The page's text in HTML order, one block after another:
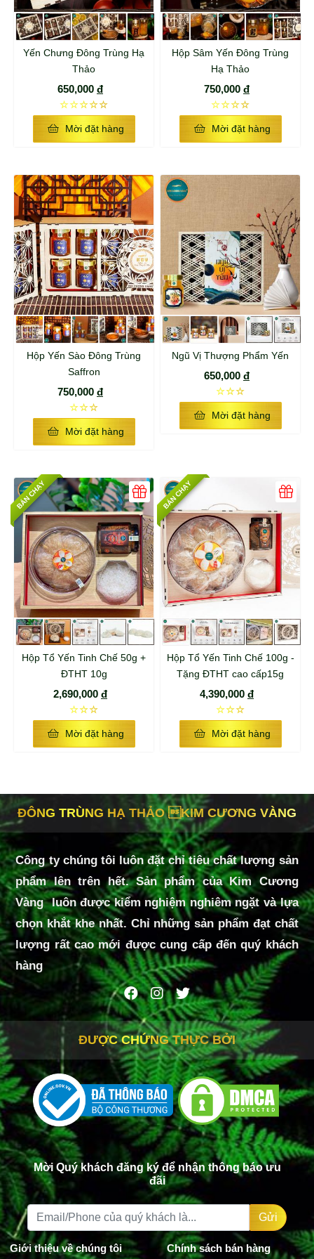
Yến Chưng Đông Trùng Hạ
Thảo
650,000 đ
☆☆☆☆☆
Mời đặt hàng
Hộp Sâm Yến Đông Trùng
Hạ Thảo
750,000 đ
☆☆☆☆
Mời đặt hàng
Hộp Yến Sào Đông Trùng
Saffron
750,000 đ
☆☆☆
Mời đặt hàng
Ngũ Vị Thượng Phẩm Yến
650,000 đ
☆☆☆
Mời đặt hàng
Hộp Tổ Yến Tinh Chế 50g +
ĐTHT 10g
2,690,000 đ
☆☆☆
Mời đặt hàng
BÁN CHẠY
Hộp Tổ Yến Tinh Chế 100g -
Tặng ĐTHT cao cấp15g
4,390,000 đ
☆☆☆
Mời đặt hàng
BÁN CHẠY
ĐÔNG TRÙNG HẠ THẢO KIM CƯƠNG VÀNG
Công ty chúng tôi luôn đặt chỉ tiêu chất lượng sản
phẩm lên trên hết. Sản phẩm của Kim Cương
Vàng luôn được kiểm nghiệm nghiêm ngặt và lựa
chọn khắt khe nhất. Chỉ những sản phẩm đạt chất
lượng rất cao mới được cung cấp đến quý khách
hàng
ĐƯỢC CHỨNG THỰC BỞI
Mời Quý khách đăng ký để nhận thông báo ưu
đãi
Gửi